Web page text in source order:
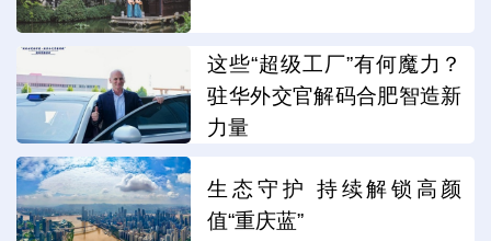
这些“超级工厂”有何魔力？
驻华外交官解码合肥智造新
力量
生态守护 持续解锁高颜
值“重庆蓝”